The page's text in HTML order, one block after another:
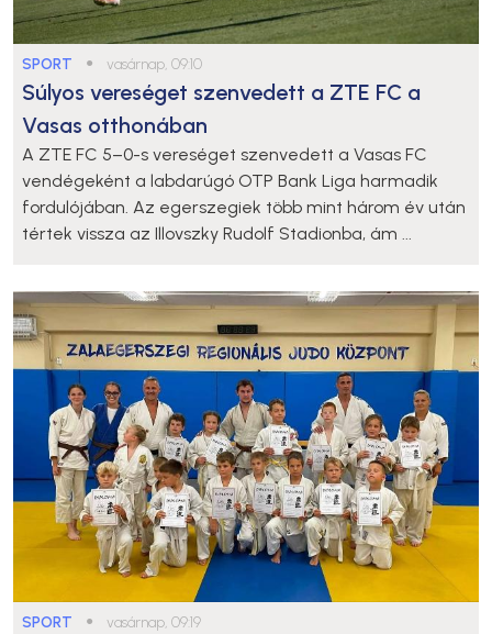
SPORT ● vasárnap, 09:10
Súlyos vereséget szenvedett a ZTE FC a
Vasas otthonában
A ZTE FC 5–0-s vereséget szenvedett a Vasas FC
vendégeként a labdarúgó OTP Bank Liga harmadik
fordulójában. Az egerszegiek több mint három év után
tértek vissza az Illovszky Rudolf Stadionba, ám ...
SPORT ● vasárnap, 09:19